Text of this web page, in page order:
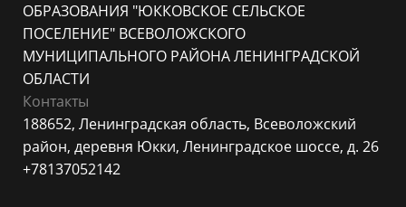
ОБРАЗОВАНИЯ "ЮККОВСКОЕ СЕЛЬСКОЕ
ПОСЕЛЕНИЕ" ВСЕВОЛОЖСКОГО
МУНИЦИПАЛЬНОГО РАЙОНА ЛЕНИНГРАДСКОЙ
ОБЛАСТИ
Контакты
188652, Ленинградская область, Всеволожский
район, деревня Юкки, Ленинградское шоссе, д. 26
+78137052142